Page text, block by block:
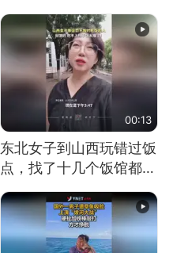
震惊 （视频来源：参考
消息）
00:13
东北女子到山西玩错过饭
点，找了十几个饭馆都没
开门：午休到几点